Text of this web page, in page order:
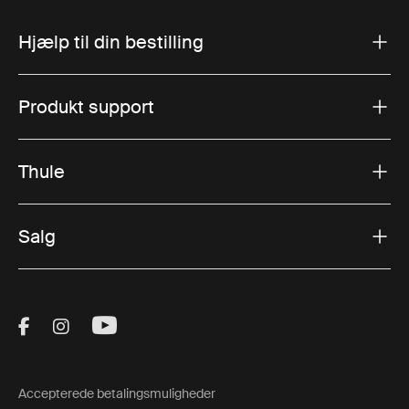
Hjælp til din bestilling
Produkt support
Thule
Salg
Visit Thule on Facebook (external link)
Visit Thule on Instagram (external link)
Visit Thule on Youtube (external
Accepterede betalingsmuligheder